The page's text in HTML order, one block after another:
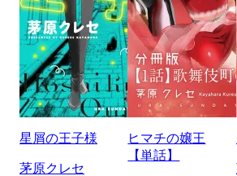
星屑の王子様
茅原クレセ
ヒマチの嬢王
【単話】